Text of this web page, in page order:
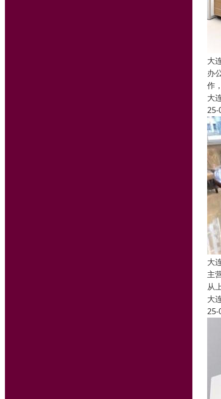
大
办
作
大
25-
大
主
从
大
25-